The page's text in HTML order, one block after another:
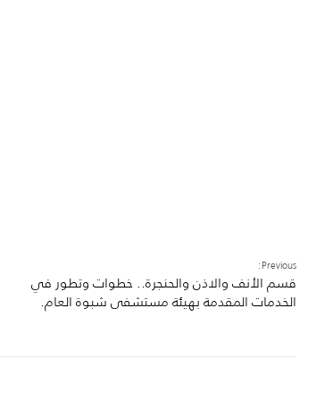
Previous:
قسم الأنف والاذن والحنجرة.. خطوات وتطور في
الخدمات المقدمة بهيئة مستشفى شبوة العام.